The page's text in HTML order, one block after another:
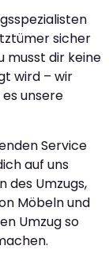
sicher
musst dir keine
wird – wir
unsere
Service
auf uns
des Umzugs,
Möbeln und
Umzug so